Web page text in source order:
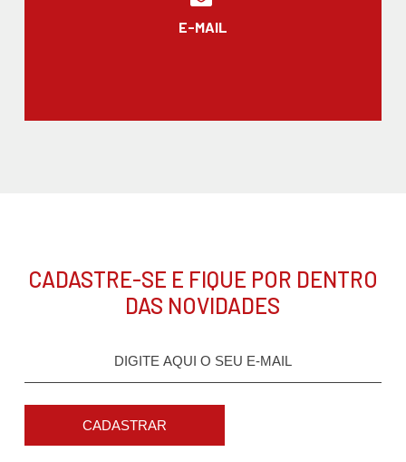
E-MAIL
CADASTRE-SE E FIQUE POR DENTRO
DAS NOVIDADES
CADASTRAR